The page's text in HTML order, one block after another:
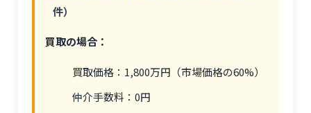
件）
買取の場合：
買取価格：1,800万円（市場価格の60%）
仲介手数料：0円